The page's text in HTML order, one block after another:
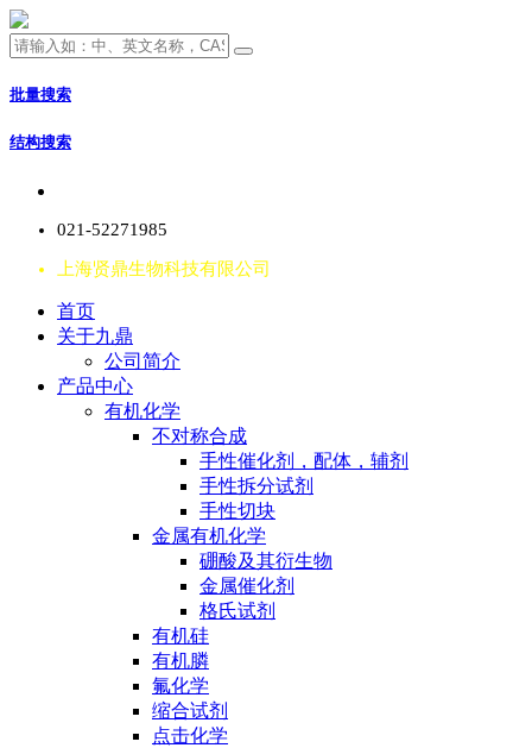
批量搜索
结构搜索
021-52271985
上海贤鼎生物科技有限公司
首页
关于九鼎
公司简介
产品中心
有机化学
不对称合成
手性催化剂，配体，辅剂
手性拆分试剂
手性切块
金属有机化学
硼酸及其衍生物
金属催化剂
格氏试剂
有机硅
有机膦
氟化学
缩合试剂
点击化学